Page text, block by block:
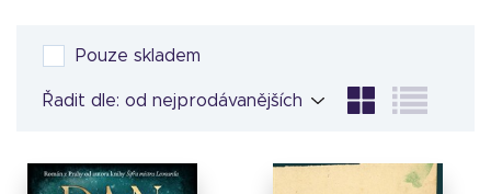
Pouze skladem
Řadit dle: